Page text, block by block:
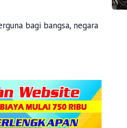
bagi bangsa, negara